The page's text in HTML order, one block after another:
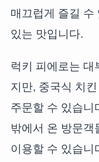
매끄럽게 즐길 수
있는 맛입니다.
럭키 피에로는 대
지만, 중국식 치
주문할 수 있습니
밖에서 온 방문객
이용할 수 있습니